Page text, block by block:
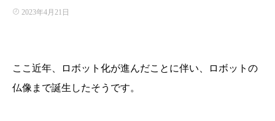
2023年4月21日
ここ近年、ロボット化が進んだことに伴い、ロボットの
仏像まで誕生したそうです。